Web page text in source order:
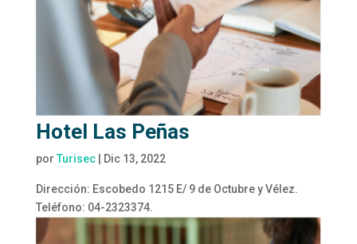
Hotel Las Peñas
por Turisec| Dic 13, 2022
Dirección: Escobedo 1215 E/ 9 de Octubre y Vélez.
Teléfono: 04-2323374.